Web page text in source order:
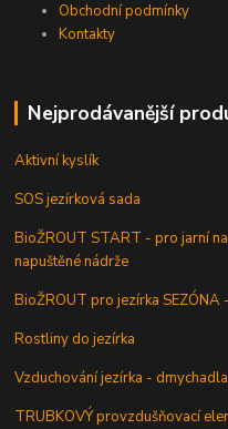
Obchodní podmínky
Kontakty
Nejprodávanější
Aktivní kyslík
SOS jezírková sada
BioŽROUT START - pro jarní
napuštěné nádrže
BioŽROUT pro jezírka
Rostliny do jezírka
Vzduchování jezírka -
TRUBKOVÝ provzdušňovací